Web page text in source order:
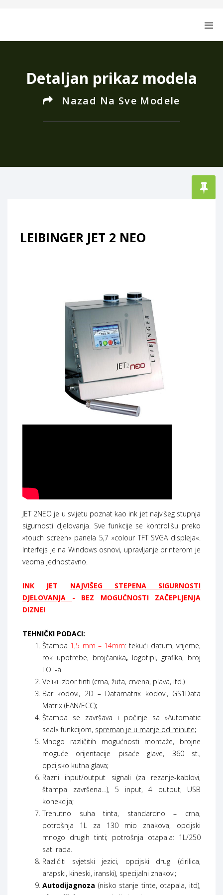
Detaljan prikaz modela
Nazad Na Sve Modele
LEIBINGER JET 2 NEO
JET 2NEO je u svijetu poznat kao ink jet najvišeg stupnja
sigurnosti djelovanja. Sve funkcije se kontrolišu preko
»touch screen« panela 5,7 »colour TFT SVGA displeja«.
Interfejs je na Windows osnovi, upravljanje printerom je
veoma jednostavno.
INK JET NAJVIŠEG STEPENA SIGURNOSTI
DJELOVANJA - BEZ MOGUĆNOSTI ZAČEPLJENJA
DIZNE!
TEHNIČKI PODACI:
Štampa 1,5 mm – 14mm: tekući datum, vrijeme,
rok upotrebe, brojčanika, logotipi, grafika, broj
LOT-a.
Veliki izbor tinti (crna, žuta, crvena, plava, itd.)
Bar kodovi, 2D – Datamatrix kodovi, GS1Data
Matrix (EAN/ECC);
Štampa se završava i počinje sa »Automatic
seal« funkcijom, spreman je u manje od minute;
Mnogo različitih mogućnosti montaže, brojne
moguće orijentacije pisaće glave, 360 st.,
opcijsko kutna glava;
Razni input/output signali (za rezanje-kablovi,
štampa završena…), 5 input, 4 output, USB
konekcija;
Trenutno suha tinta, standardno – crna,
potrošnja 1L za 130 mio znakova, opcijski
mnogo drugih tinti; potrošnja otapala: 1L/250
sati rada.
Različiti svjetski jezici, opcijski drugi (ćirilica,
arapski, kineski, iranski), specijalni znakovi;
Autodijagnoza (nisko stanje tinte, otapala, itd),